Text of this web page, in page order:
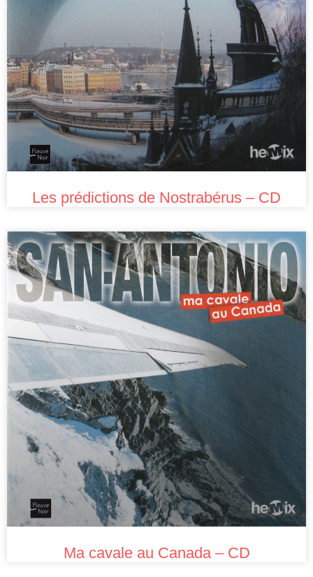
Les prédictions de Nostrabérus – CD
Ma cavale au Canada – CD